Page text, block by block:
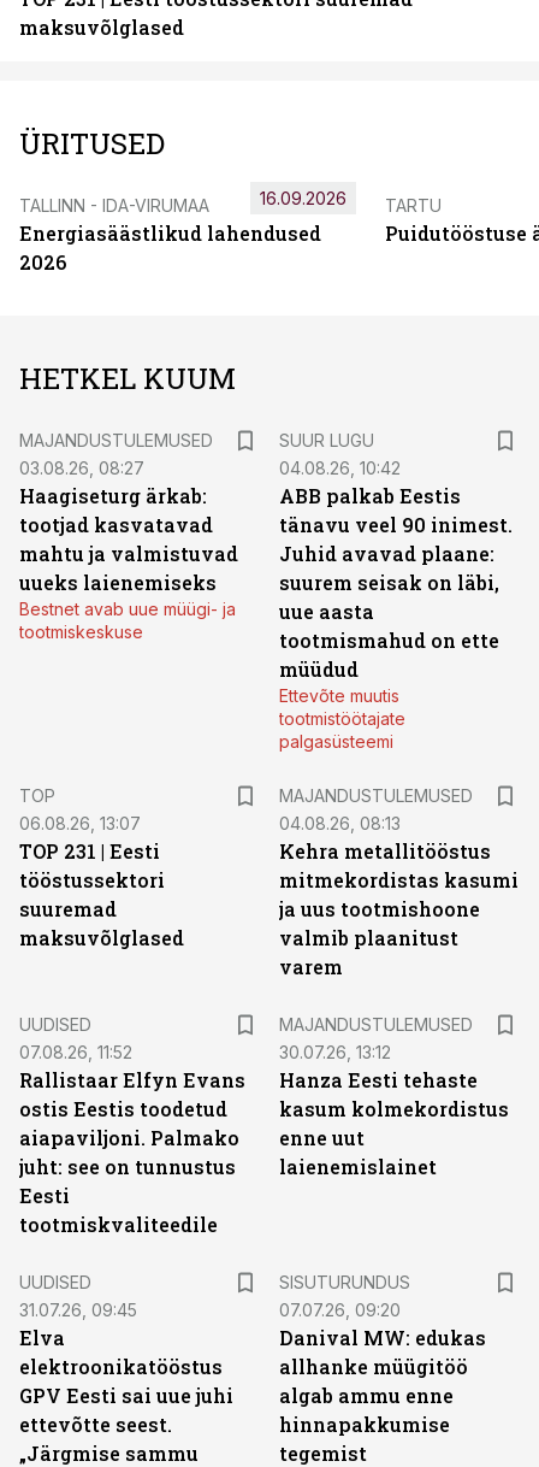
maksuvõlglased
ÜRITUSED
TALLINN - IDA-VIRUMAA
Energiasäästlikud lahendused
2026
16.09.2026 TARTU
Puidutööstuse
HETKEL KUUM
MAJANDUSTULEMUSED
03.08.26, 08:27
Haagiseturg ärkab:
tootjad kasvatavad
mahtu ja valmistuvad
uueks laienemiseks
Bestnet avab uue müügi- ja
tootmiskeskuse
SUUR LUGU
04.08.26, 10:42
ABB palkab Eestis
tänavu veel 90 inimest.
Juhid avavad plaane:
suurem seisak on läbi,
uue aasta
tootmismahud on ette
müüdud
Ettevõte muutis
tootmistöötajate
palgasüsteemi
TOP
06.08.26, 13:07
TOP 231 | Eesti
tööstussektori
suuremad
maksuvõlglased
MAJANDUSTULEMUSED
04.08.26, 08:13
Kehra metallitööstus
mitmekordistas kasumi
ja uus tootmishoone
valmib plaanitust
varem
UUDISED
07.08.26, 11:52
Rallistaar Elfyn Evans
ostis Eestis toodetud
aiapaviljoni. Palmako
juht: see on tunnustus
Eesti
tootmiskvaliteedile
MAJANDUSTULEMUSED
30.07.26, 13:12
Hanza Eesti tehaste
kasum kolmekordistus
enne uut
laienemislainet
UUDISED
31.07.26, 09:45
Elva
elektroonikatööstus
GPV Eesti sai uue juhi
ettevõtte seest.
„Järgmise sammu
SISUTURUNDUS
07.07.26, 09:20
Danival MW: edukas
allhanke müügitöö
algab ammu enne
hinnapakkumise
tegemist